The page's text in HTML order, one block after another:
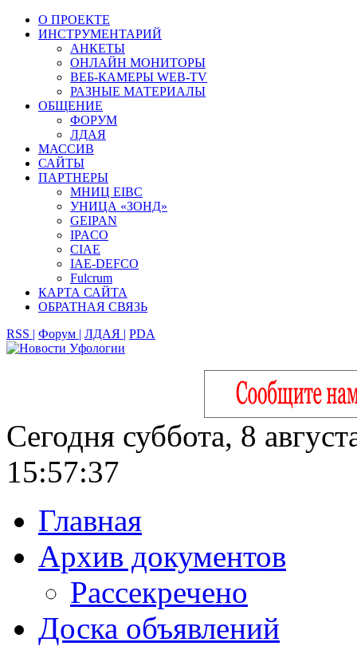
О ПРОЕКТЕ
ИНСТРУМЕНТАРИЙ
АНКЕТЫ
ОНЛАЙН МОНИТОРЫ
ВЕБ-КАМЕРЫ WEB-TV
РАЗНЫЕ МАТЕРИАЛЫ
ОБЩЕНИЕ
ФОРУМ
ЛДАЯ
МАССИВ
САЙТЫ
ПАРТНЕРЫ
МНИЦ EIBC
УНИЦА «ЗОНД»
GEIPAN
IPACO
CIAE
IAE-DEFCO
Fulcrum
КАРТА САЙТА
ОБРАТНАЯ СВЯЗЬ
RSS | Форум | ЛДАЯ | PDA
Сегодня суббота, 8
15:57:38
Главная
Архив документов
Рассекречено
Доска объявлений